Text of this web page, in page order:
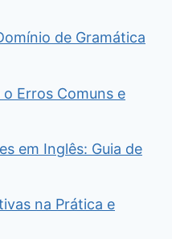
de Gramática
Erros Comuns e
em Inglês: Guia de
na Prática e